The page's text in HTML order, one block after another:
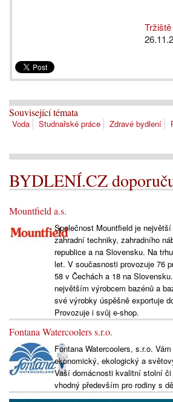
Související témata
Voda Studnařské práce Zdravé bydlení
BYDLENÍ.CZ
Mountfield a.s.
Společnost Mountfield je
zahradní techniky, zahradního
republice a na Slovensku. Na
let. V současnosti provozuje 76
58 v Čechách a 18 na
největším výrobcem bazénů a
své výrobky úspěšně exportuje
Provozuje i svůj e-shop.
Fontana Watercoolers s.r.o.
Fontana Watercoolers, s.r.o.
ekonomický, ekologický a
Vaší domácnosti kvalitní stolní
vhodný především pro rodiny s